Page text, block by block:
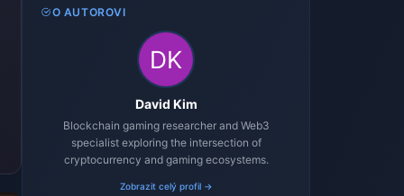
O AUTOROVI
David Kim
Blockchain gaming researcher and Web3
specialist exploring the intersection of
cryptocurrency and gaming ecosystems.
Zobrazit celý profil →